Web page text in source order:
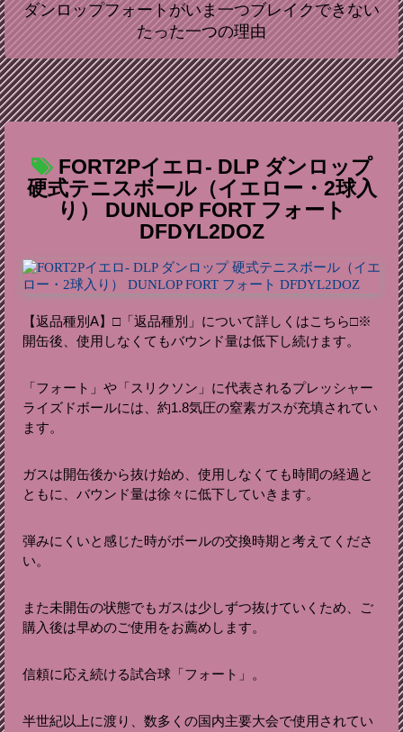
ダンロップフォートがいま一つブレイクできない
たった一つの理由
FORT2Pイエロ- DLP ダンロップ
硬式テニスボール（イエロー・2球入
り） DUNLOP FORT フォート
DFDYL2DOZ
【返品種別A】□「返品種別」について詳しくはこちら□※
開缶後、使用しなくてもバウンド量は低下し続けます。
「フォート」や「スリクソン」に代表されるプレッシャー
ライズドボールには、約1.8気圧の窒素ガスが充填されてい
ます。
ガスは開缶後から抜け始め、使用しなくても時間の経過と
ともに、バウンド量は徐々に低下していきます。
弾みにくいと感じた時がボールの交換時期と考えてくださ
い。
また未開缶の状態でもガスは少しずつ抜けていくため、ご
購入後は早めのご使用をお薦めします。
信頼に応え続ける試合球「フォート」。
半世紀以上に渡り、数多くの国内主要大会で使用されてい